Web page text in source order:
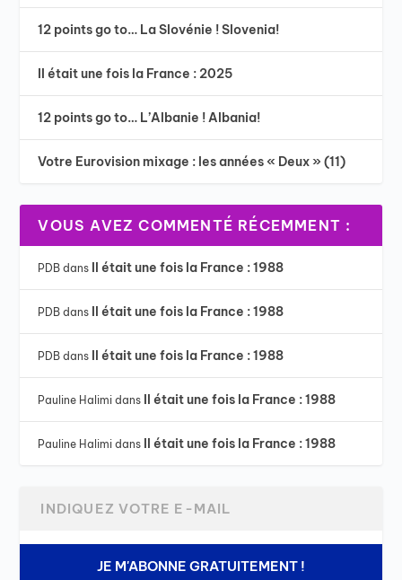
12 points go to… La Slovénie ! Slovenia!
Il était une fois la France : 2025
12 points go to… L’Albanie ! Albania!
Votre Eurovision mixage : les années « Deux » (11)
VOUS AVEZ COMMENTÉ RÉCEMMENT :
PDB dans Il était une fois la France : 1988
PDB dans Il était une fois la France : 1988
PDB dans Il était une fois la France : 1988
Pauline Halimi dans Il était une fois la France : 1988
Pauline Halimi dans Il était une fois la France : 1988
JE M'ABONNE GRATUITEMENT !